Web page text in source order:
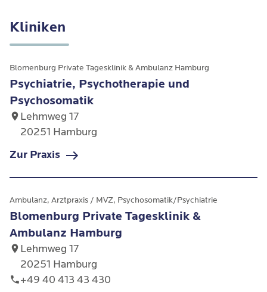
und Holzmechaniker in
Tauberbischofsheim
2004–2008 Ausbildung zum
Feldenkrais-Lehrer, nach Richtlinien
der Internationalen Feldenkrais
Föderation in Heidelberg
2008–2010 Ausbildung zum
Prüfungsausschuss des
Gesundheitsamtes in Wildeshausen
2014–2016 Ausbildung in
Neuroaffektiver Körpertherapie NARM
bei L. Heller in Köln
Kliniken
Blomenburg Private Tagesklinik & Ambulanz Hamburg
Psychiatrie, Psychotherapie und
Psychosomatik
Lehmweg 17
20251 Hamburg
Zur Praxis
Ambulanz, Arztpraxis / MVZ, Psychosomatik/Psychiatrie
Blomenburg Private Tagesklinik &
Ambulanz Hamburg
Lehmweg 17
20251 Hamburg
+49 40 413 43 430